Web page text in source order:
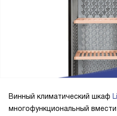
Винный климатический шкаф
многофункциональный